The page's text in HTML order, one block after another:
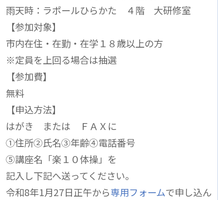
雨天時：ラポールひらかた ４階 大研修室
【参加対象】
市内在住・在勤・在学１８歳以上の方
※定員を上回る場合は抽選
【参加費】
無料
【申込方法】
はがき または ＦＡＸに
①住所②氏名③年齢④電話番号
➄講座名「楽１０体操」を
記入し下記へ送ってください。
令和8年1月27日正午から専用フォームで申し込ん